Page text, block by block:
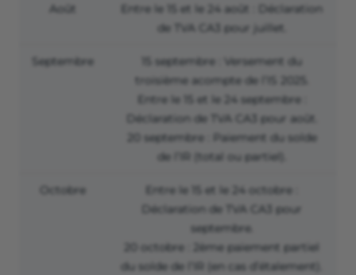
Août
Entre le 15 et le 24 août : Déclaration
de TVA CA3 pour juillet.
Septembre
15 septembre : Versement du
troisième acompte de l’IS 2025.
Entre le 15 et le 24 septembre :
Déclaration de TVA CA3 pour août.
20 septembre : Paiement du solde
de l’IR (total ou partiel).
Octobre
Entre le 15 et le 24 octobre :
Déclaration de TVA CA3 pour
septembre.
20 octobre : 2 ème paiement partiel
du solde de l’IR (en cas d’étalement).